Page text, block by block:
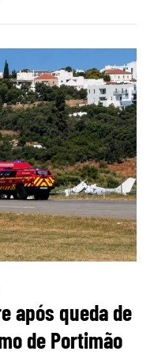
após queda de
de Portimão